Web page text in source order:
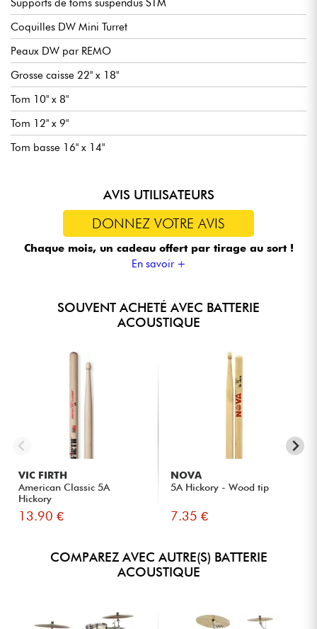
Coquilles DW Mini Turret
Peaux DW par REMO
Grosse caisse 22" x 18"
Tom 10" x 8"
Tom 12" x 9"
Tom basse 16" x 14"
AVIS UTILISATEURS
DONNEZ VOTRE AVIS
Chaque mois, un cadeau offert par tirage au sort !
En savoir +
SOUVENT ACHETÉ AVEC BATTERIE
ACOUSTIQUE
VIC FIRTH
American Classic 5A
Hickory
13.90 €
NOVA
5A Hickory - Wood tip
7.35 €
COMPAREZ AVEC AUTRE(S) BATTERIE
ACOUSTIQUE